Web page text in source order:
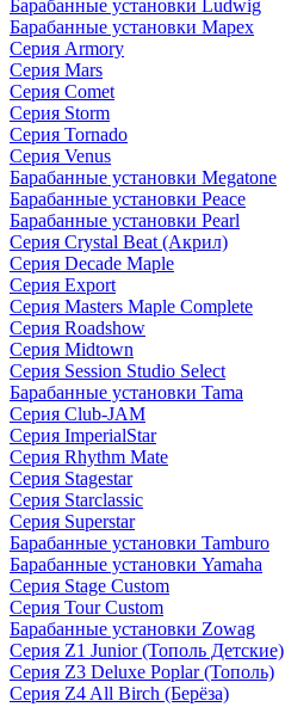
Барабанные установки Ludwig
Барабанные установки Mapex
Серия Armory
Серия Mars
Серия Comet
Серия Storm
Серия Tornado
Серия Venus
Барабанные установки Megatone
Барабанные установки Peace
Барабанные установки Pearl
Серия Crystal Beat (Акрил)
Серия Decade Maple
Серия Export
Серия Masters Maple Complete
Серия Roadshow
Серия Midtown
Серия Session Studio Select
Барабанные установки Tama
Серия Club-JAM
Серия ImperialStar
Серия Rhythm Mate
Серия Stagestar
Серия Starclassic
Серия Superstar
Барабанные установки Tamburo
Барабанные установки Yamaha
Серия Stage Custom
Серия Tour Custom
Барабанные установки Zowag
Серия Z1 Junior (Тополь Детские)
Серия Z3 Deluxe Poplar (Тополь)
Серия Z4 All Birch (Берёза)